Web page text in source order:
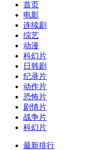
首页
电影
连续剧
综艺
动漫
科幻片
日韩剧
纪录片
动作片
恐怖片
剧情片
战争片
科幻片
最新排行